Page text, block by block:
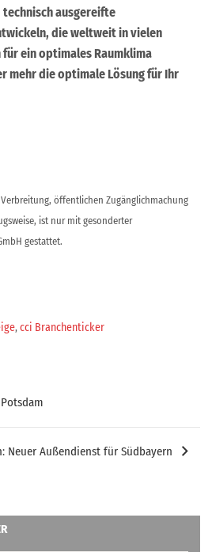
ausgereifte
die weltweit in vielen
für ein optimales Raumklima
mehr die optimale Lösung für Ihr
öffentlichen Zugänglichmachung
ist nur mit gesonderter
gestattet.
,cci Branchenticker
Neuer Außendienst für Südbayern